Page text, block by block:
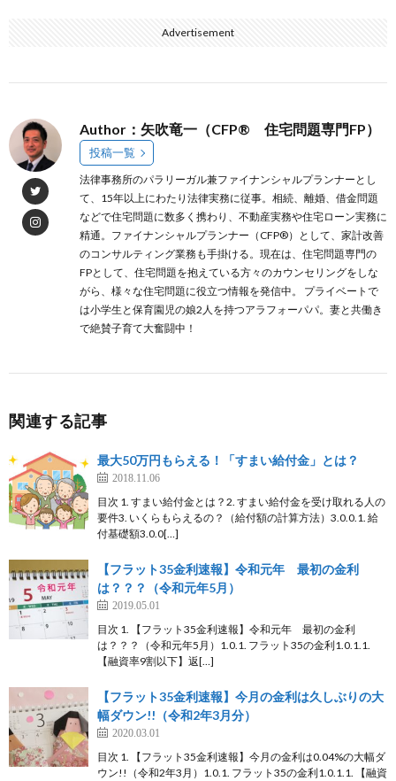
Advertisement
Author：矢吹竜一（CFP® 住宅問題専門FP）
投稿一覧
法律事務所のパラリーガル兼ファイナンシャルプランナーとし
て、15年以上にわたり法律実務に従事。相続、離婚、借金問題
などで住宅問題に数多く携わり、不動産実務や住宅ローン実務に
精通。ファイナンシャルプランナー（CFP®）として、家計改善
のコンサルティング業務も手掛ける。現在は、住宅問題専門の
FPとして、住宅問題を抱えている方々のカウンセリングをしな
がら、様々な住宅問題に役立つ情報を発信中。 プライベートで
は小学生と保育園児の娘2人を持つアラフォーパパ。妻と共働き
で絶賛子育て大奮闘中！
関連する記事
最大50万円もらえる！「すまい給付金」とは？
2018.11.06
目次 1. すまい給付金とは？2. すまい給付金を受け取れる人の
要件3. いくらもらえるの？（給付額の計算方法）3.0.0.1. 給
付基礎額3.0.0[…]
【フラット35金利速報】令和元年 最初の金利
は？？？（令和元年5月）
2019.05.01
目次 1. 【フラット35金利速報】令和元年 最初の金利
は？？？（令和元年5月）1.0.1. フラット35の金利1.0.1.1.
【融資率9割以下】返[…]
【フラット35金利速報】今月の金利は久しぶりの大
幅ダウン!!（令和2年3月分）
2020.03.01
目次 1. 【フラット35金利速報】今月の金利は0.04%の大幅ダ
ウン!!（令和2年3月）1.0.1. フラット35の金利1.0.1.1. 【融資